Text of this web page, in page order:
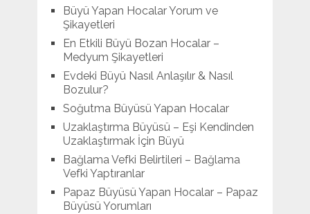
Büyü Yapan Hocalar Yorum ve
Şikayetleri
En Etkili Büyü Bozan Hocalar –
Medyum Şikayetleri
Evdeki Büyü Nasıl Anlaşılır & Nasıl
Bozulur?
Soğutma Büyüsü Yapan Hocalar
Uzaklaştırma Büyüsü – Eşi Kendinden
Uzaklaştırmak İçin Büyü
Bağlama Vefki Belirtileri – Bağlama
Vefki Yaptıranlar
Papaz Büyüsü Yapan Hocalar – Papaz
Büyüsü Yorumları